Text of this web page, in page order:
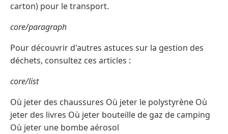
carton) pour le transport.
core/paragraph
Pour découvrir d'autres astuces sur la gestion des
déchets, consultez ces articles :
core/list
Où jeter des chaussures Où jeter le polystyrène Où
jeter des livres Où jeter bouteille de gaz de camping
Où jeter une bombe aérosol